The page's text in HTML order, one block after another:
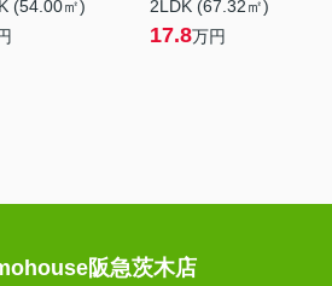
(54.00㎡)
2LDK (67.32㎡)
17.8万円
阪急茨木店